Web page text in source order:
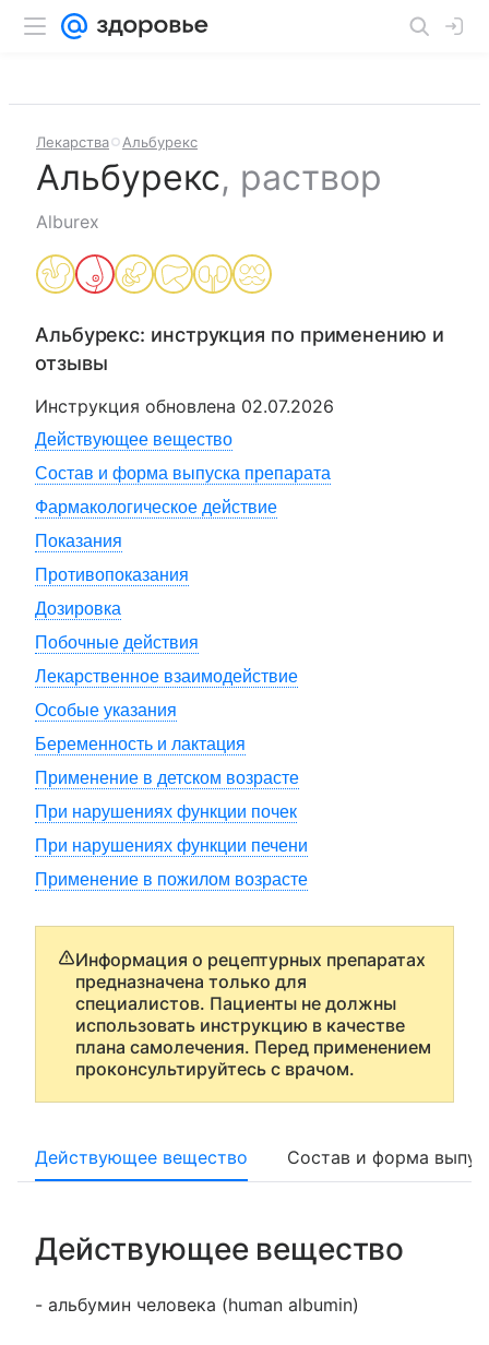
Лекарства Альбурекс
Альбурекс, раствор
Alburex
Альбурекс: инструкция по применению и
отзывы
Инструкция обновлена 02.07.2026
Действующее вещество
Состав и форма выпуска препарата
Фармакологическое действие
Показания
Противопоказания
Дозировка
Побочные действия
Лекарственное взаимодействие
Особые указания
Беременность и лактация
Применение в детском возрасте
При нарушениях функции почек
При нарушениях функции печени
Применение в пожилом возрасте
Информация о рецептурных препаратах
предназначена только для
специалистов. Пациенты не должны
использовать инструкцию в качестве
плана самолечения. Перед применением
проконсультируйтесь с врачом.
Действующее вещество Состав и форма
Действующее вещество
- альбумин человека (human albumin)